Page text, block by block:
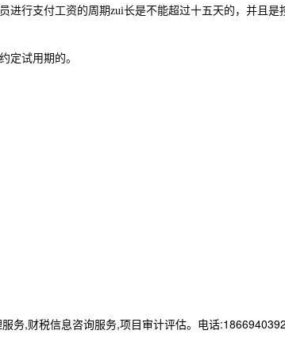
行支付工资的周期zui长是不能超过十五天的，并且
定试用期的。
务,财税信息咨询服务,项目审计评估。电话